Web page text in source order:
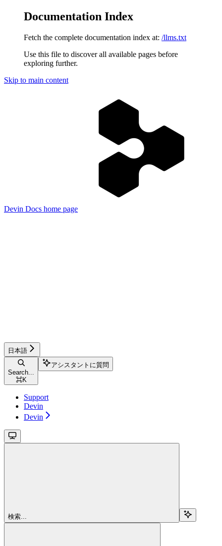
Documentation Index
Fetch the complete documentation index at: /llms.txt
Use this file to discover all available pages before
exploring further.
Skip to main content
Devin Docs home page
日本語
Search...
⌘K
アシスタントに質問
Support
Devin
Devin
検索...